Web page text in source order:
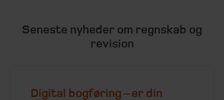
Seneste nyheder om regnskab og
revision
Digital bogføring – er din